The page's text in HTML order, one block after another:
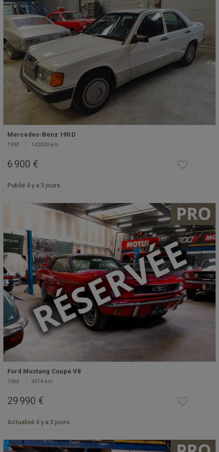
Mercedes-Benz 190 D
1990 142000 km
6 900 €
Publié il y a 3 jours
Ford Mustang Coupé V8
1966 4314 km
29 990 €
Actualisé il y a 3 jours